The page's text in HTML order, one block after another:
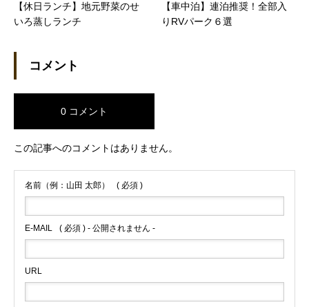
【休日ランチ】地元野菜のせ
いろ蒸しランチ
【車中泊】連泊推奨！全部入
りRVパーク６選
コメント
0 コメント
この記事へのコメントはありません。
名前（例：山田 太郎） ( 必須 )
E-MAIL ( 必須 ) - 公開されません -
URL